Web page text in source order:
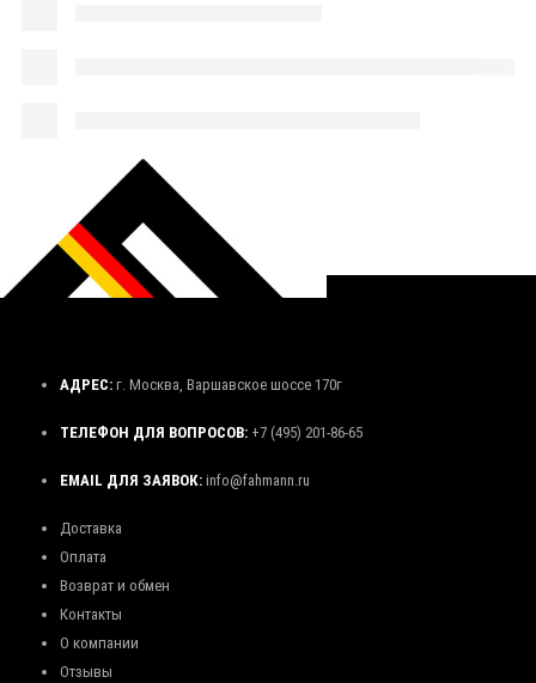
АДРЕС: г. Москва, Варшавское шоссе 170г
ТЕЛЕФОН ДЛЯ ВОПРОСОВ: +7 (495) 201-86-65
EMAIL ДЛЯ ЗАЯВОК: info@fahmann.ru
Доставка
Оплата
Возврат и обмен
Контакты
О компании
Отзывы